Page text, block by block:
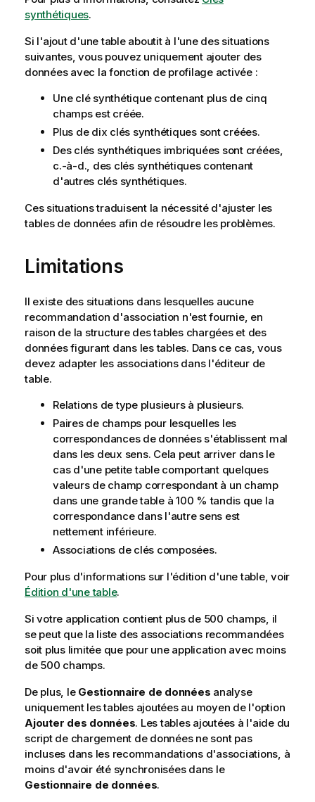
synthétiques.
Si l'ajout d'une table aboutit à l'une des situations
suivantes, vous pouvez uniquement ajouter des
données avec la fonction de profilage activée :
Une clé synthétique contenant plus de cinq
champs est créée.
Plus de dix clés synthétiques sont créées.
Des clés synthétiques imbriquées sont créées,
c.-à-d., des clés synthétiques contenant
d'autres clés synthétiques.
Ces situations traduisent la nécessité d'ajuster les
tables de données afin de résoudre les problèmes.
Limitations
Il existe des situations dans lesquelles aucune
recommandation d'association n'est fournie, en
raison de la structure des tables chargées et des
données figurant dans les tables. Dans ce cas, vous
devez adapter les associations dans l'éditeur de
table.
Relations de type plusieurs à plusieurs.
Paires de champs pour lesquelles les
correspondances de données s'établissent mal
dans les deux sens. Cela peut arriver dans le
cas d'une petite table comportant quelques
valeurs de champ correspondant à un champ
dans une grande table à 100 % tandis que la
correspondance dans l'autre sens est
nettement inférieure.
Associations de clés composées.
Pour plus d'informations sur l'édition d'une table, voir
Édition d'une table.
Si votre application contient plus de 500 champs, il
se peut que la liste des associations recommandées
soit plus limitée que pour une application avec moins
de 500 champs.
De plus, le Gestionnaire de données analyse
uniquement les tables ajoutées au moyen de l'option
Ajouter des données. Les tables ajoutées à l'aide du
script de chargement de données ne sont pas
incluses dans les recommandations d'associations, à
moins d'avoir été synchronisées dans le
Gestionnaire de données.